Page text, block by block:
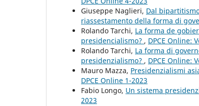
Giuseppe Naglieri, Dal
riassestamento della forma di
Rolando Tarchi, La forma de
presidencialismo? , DPCE Online:
Rolando Tarchi, La forma di
presidenzialismo? , DPCE Online:
Mauro Mazza, Presidenzialismi
DPCE Online 1-2023
Fabio Longo, Un sistema
2023